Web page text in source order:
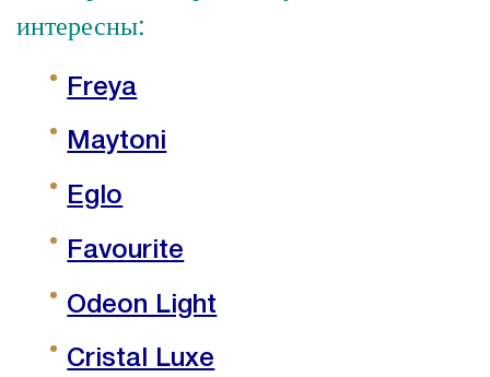
интересны:
Freya
Maytoni
Eglo
Favourite
Odeon Light
Cristal Luxe